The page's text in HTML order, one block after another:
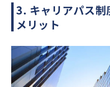
3. キャリアパス制
メリット